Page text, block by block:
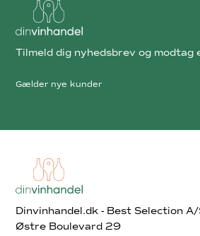
Dinvinhandel.dk - Best Selection A/
Østre Boulevard 29
Tilmeld dig nyhedsbrev og
Gælder nye kunder